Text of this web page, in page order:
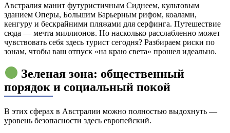
Австралия манит футуристичным Сиднеем, культовым
зданием Оперы, Большим Барьерным рифом, коалами,
кенгуру и бескрайними пляжами для серфинга. Путешествие
сюда — мечта миллионов. Но насколько расслабленно может
чувствовать себя здесь турист сегодня? Разбираем риски по
зонам, чтобы ваш отпуск «на краю света» прошел идеально.
Зеленая зона: общественный
порядок и социальный покой
В этих сферах в Австралии можно полностью выдохнуть —
уровень безопасности здесь европейский.